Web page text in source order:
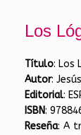
Los
Título: Los
Autor:
Editorial:
ISBN:
Reseña: A